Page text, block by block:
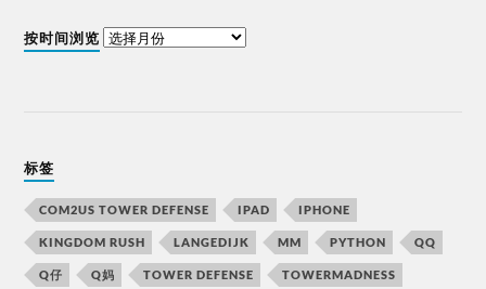
按时间浏览
标签
COM2US TOWER DEFENSE IPAD IPHONE
KINGDOM RUSH LANGEDIJK MM PYTHON QQ
Q仔 Q妈 TOWER DEFENSE TOWERMADNESS